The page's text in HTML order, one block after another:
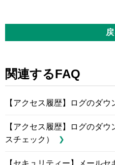
関連するFAQ
【アクセス履歴】ログのダウ
【アクセス履歴】ログのダ
スチェック）